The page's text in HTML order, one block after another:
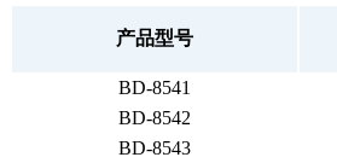
产品型号
BD-8541
BD-8542
BD-8543